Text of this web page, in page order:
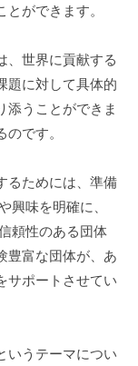
ができます。
、世界に貢献する
題に対して具体的
添うことができま
です。
るためには、準備
興味を明確に、
頼性のある団体
豊富な団体が、あ
サポートさせてい
いうテーマについ